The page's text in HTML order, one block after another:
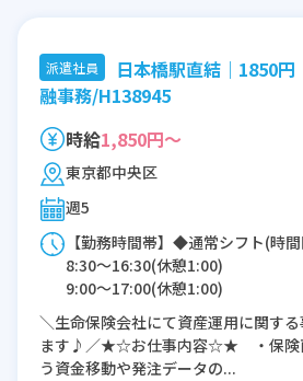
派遣社員
日本橋駅直結｜1850
融事務/H138945
時給1,850円～
東京都中央区
週5
【勤務時間帯】◆通常シフト(時
8:30〜16:30(休憩1:00)
9:00〜17:00(休憩1:00)
11:00〜19:00(休憩1:00)
※残業：0〜5時間程度/月
＼生命保険会社にて資産運用に関す
ます♪／★☆お仕事内容☆★ ・保険
う資金移動や発注データの...